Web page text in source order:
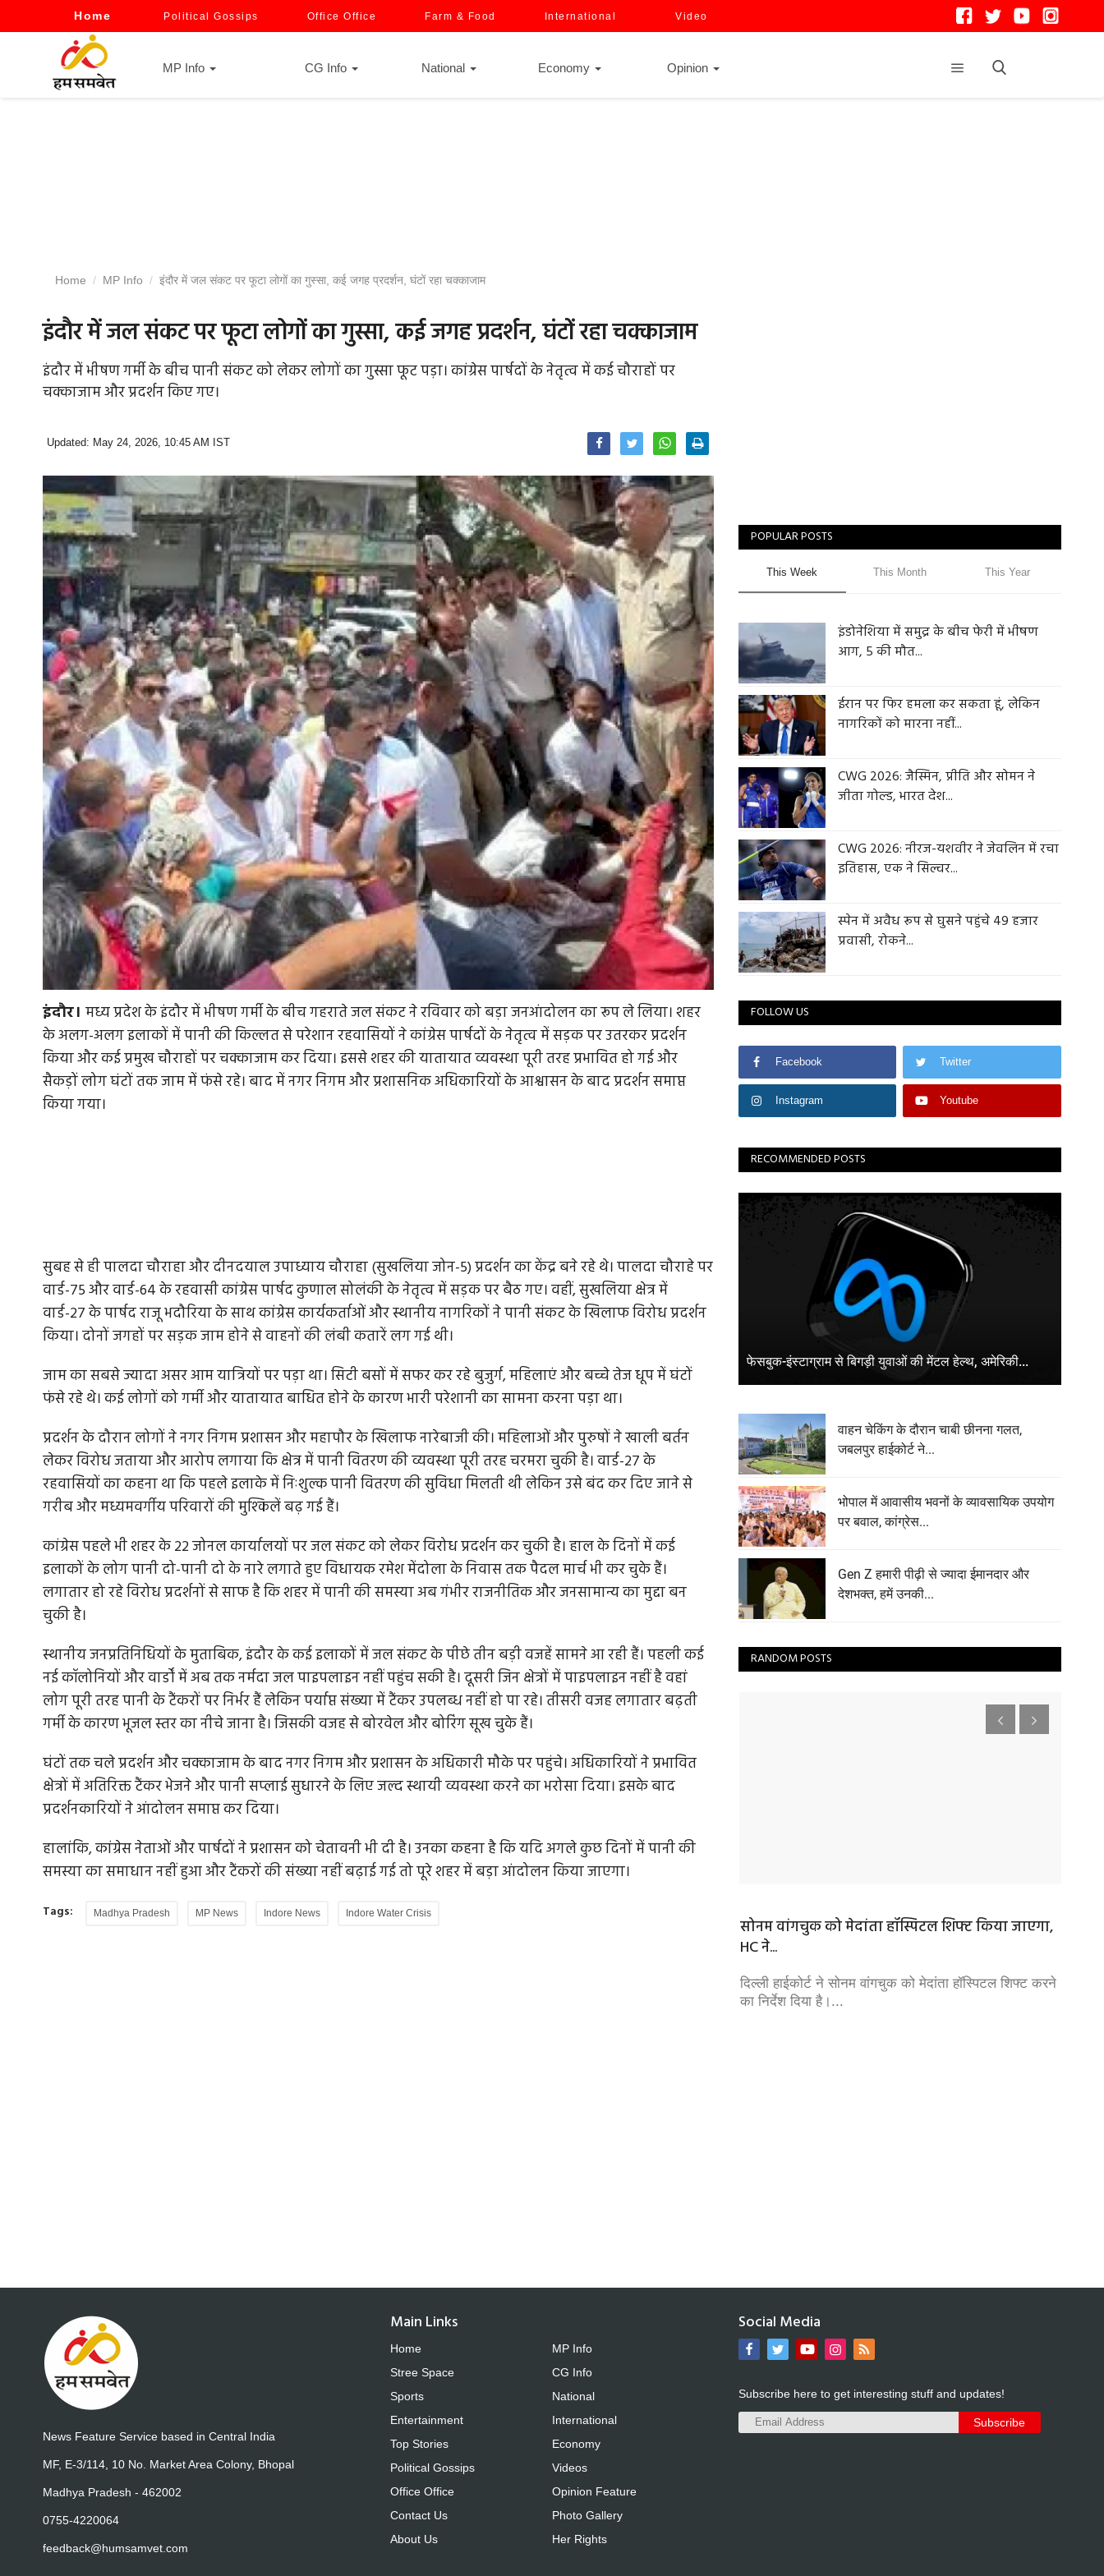
Home Political Gossips Office Office Farm & Food International Video
MP Info CG Info National Economy Opinion
Home MP Info इंदौर में जल संकट पर फूटा लोगों का गुस्सा, कई जगह प्रदर्शन, घंटों रहा चक्काजाम
इंदौर में जल संकट पर फूटा लोगों का गुस्सा, कई जगह प्रदर्शन, घंटों रहा चक्काजाम
इंदौर में भीषण गर्मी के बीच पानी संकट को लेकर लोगों का गुस्सा फूट पड़ा। कांग्रेस पार्षदों के नेतृत्व में कई चौराहों पर
चक्काजाम और प्रदर्शन किए गए।
Updated: May 24, 2026, 10:45 AM IST
इंदौर। मध्य प्रदेश के इंदौर में भीषण गर्मी के बीच गहराते जल संकट ने रविवार को बड़ा जनआंदोलन का रूप ले लिया। शहर
के अलग-अलग इलाकों में पानी की किल्लत से परेशान रहवासियों ने कांग्रेस पार्षदों के नेतृत्व में सड़क पर उतरकर प्रदर्शन
किया और कई प्रमुख चौराहों पर चक्काजाम कर दिया। इससे शहर की यातायात व्यवस्था पूरी तरह प्रभावित हो गई और
सैकड़ों लोग घंटों तक जाम में फंसे रहे। बाद में नगर निगम और प्रशासनिक अधिकारियों के आश्वासन के बाद प्रदर्शन समाप्त
किया गया।
सुबह से ही पालदा चौराहा और दीनदयाल उपाध्याय चौराहा (सुखलिया जोन-5) प्रदर्शन का केंद्र बने रहे थे। पालदा चौराहे पर
वार्ड-75 और वार्ड-64 के रहवासी कांग्रेस पार्षद कुणाल सोलंकी के नेतृत्व में सड़क पर बैठ गए। वहीं, सुखलिया क्षेत्र में
वार्ड-27 के पार्षद राजू भदौरिया के साथ कांग्रेस कार्यकर्ताओं और स्थानीय नागरिकों ने पानी संकट के खिलाफ विरोध प्रदर्शन
किया। दोनों जगहों पर सड़क जाम होने से वाहनों की लंबी कतारें लग गई थी।
जाम का सबसे ज्यादा असर आम यात्रियों पर पड़ा था। सिटी बसों में सफर कर रहे बुजुर्ग, महिलाएं और बच्चे तेज धूप में घंटों
फंसे रहे थे। कई लोगों को गर्मी और यातायात बाधित होने के कारण भारी परेशानी का सामना करना पड़ा था।
प्रदर्शन के दौरान लोगों ने नगर निगम प्रशासन और महापौर के खिलाफ नारेबाजी की। महिलाओं और पुरुषों ने खाली बर्तन
लेकर विरोध जताया और आरोप लगाया कि क्षेत्र में पानी वितरण की व्यवस्था पूरी तरह चरमरा चुकी है। वार्ड-27 के
रहवासियों का कहना था कि पहले इलाके में निःशुल्क पानी वितरण की सुविधा मिलती थी लेकिन उसे बंद कर दिए जाने से
गरीब और मध्यमवर्गीय परिवारों की मुश्किलें बढ़ गई हैं।
कांग्रेस पहले भी शहर के 22 जोनल कार्यालयों पर जल संकट को लेकर विरोध प्रदर्शन कर चुकी है। हाल के दिनों में कई
इलाकों के लोग पानी दो-पानी दो के नारे लगाते हुए विधायक रमेश मेंदोला के निवास तक पैदल मार्च भी कर चुके हैं।
लगातार हो रहे विरोध प्रदर्शनों से साफ है कि शहर में पानी की समस्या अब गंभीर राजनीतिक और जनसामान्य का मुद्दा बन
चुकी है।
स्थानीय जनप्रतिनिधियों के मुताबिक, इंदौर के कई इलाकों में जल संकट के पीछे तीन बड़ी वजहें सामने आ रही हैं। पहली कई
नई कॉलोनियों और वार्डों में अब तक नर्मदा जल पाइपलाइन नहीं पहुंच सकी है। दूसरी जिन क्षेत्रों में पाइपलाइन नहीं है वहां
लोग पूरी तरह पानी के टैंकरों पर निर्भर हैं लेकिन पर्याप्त संख्या में टैंकर उपलब्ध नहीं हो पा रहे। तीसरी वजह लगातार बढ़ती
गर्मी के कारण भूजल स्तर का नीचे जाना है। जिसकी वजह से बोरवेल और बोरिंग सूख चुके हैं।
घंटों तक चले प्रदर्शन और चक्काजाम के बाद नगर निगम और प्रशासन के अधिकारी मौके पर पहुंचे। अधिकारियों ने प्रभावित
क्षेत्रों में अतिरिक्त टैंकर भेजने और पानी सप्लाई सुधारने के लिए जल्द स्थायी व्यवस्था करने का भरोसा दिया। इसके बाद
प्रदर्शनकारियों ने आंदोलन समाप्त कर दिया।
हालांकि, कांग्रेस नेताओं और पार्षदों ने प्रशासन को चेतावनी भी दी है। उनका कहना है कि यदि अगले कुछ दिनों में पानी की
समस्या का समाधान नहीं हुआ और टैंकरों की संख्या नहीं बढ़ाई गई तो पूरे शहर में बड़ा आंदोलन किया जाएगा।
Tags: Madhya Pradesh MP News Indore News Indore Water Crisis
POPULAR POSTS
This Week This Month This Year
इंडोनेशिया में समुद्र के बीच फेरी में भीषण
आग, 5 की मौत...
ईरान पर फिर हमला कर सकता हूं, लेकिन
नागरिकों को मारना नहीं...
CWG 2026: जैस्मिन, प्रीति और सोमन ने
जीता गोल्ड, भारत देश...
CWG 2026: नीरज-यशवीर ने जेवलिन में रचा
इतिहास, एक ने सिल्वर...
स्पेन में अवैध रूप से घुसने पहुंचे 49 हजार
प्रवासी, रोकने...
FOLLOW US
Facebook Twitter
Instagram Youtube
RECOMMENDED POSTS
फेसबुक-इंस्टाग्राम से बिगड़ी युवाओं की मेंटल हेल्थ, अमेरिकी...
वाहन चेकिंग के दौरान चाबी छीनना गलत,
जबलपुर हाईकोर्ट ने...
भोपाल में आवासीय भवनों के व्यावसायिक उपयोग
पर बवाल, कांग्रेस...
Gen Z हमारी पीढ़ी से ज्यादा ईमानदार और
देशभक्त, हमें उनकी...
RANDOM POSTS
सोनम वांगचुक को मेदांता हॉस्पिटल शिफ्ट किया जाएगा,
HC ने...
दिल्ली हाईकोर्ट ने सोनम वांगचुक को मेदांता हॉस्पिटल शिफ्ट करने
का निर्देश दिया है।...
News Feature Service based in Central India
MF, E-3/114, 10 No. Market Area Colony, Bhopal
Madhya Pradesh - 462002
0755-4220064
feedback@humsamvet.com
Main Links
Home
Stree Space
Sports
Entertainment
Top Stories
Political Gossips
Office Office
Contact Us
About Us
MP Info
CG Info
National
International
Economy
Videos
Opinion Feature
Photo Gallery
Her Rights
Social Media
Subscribe here to get interesting stuff and updates!